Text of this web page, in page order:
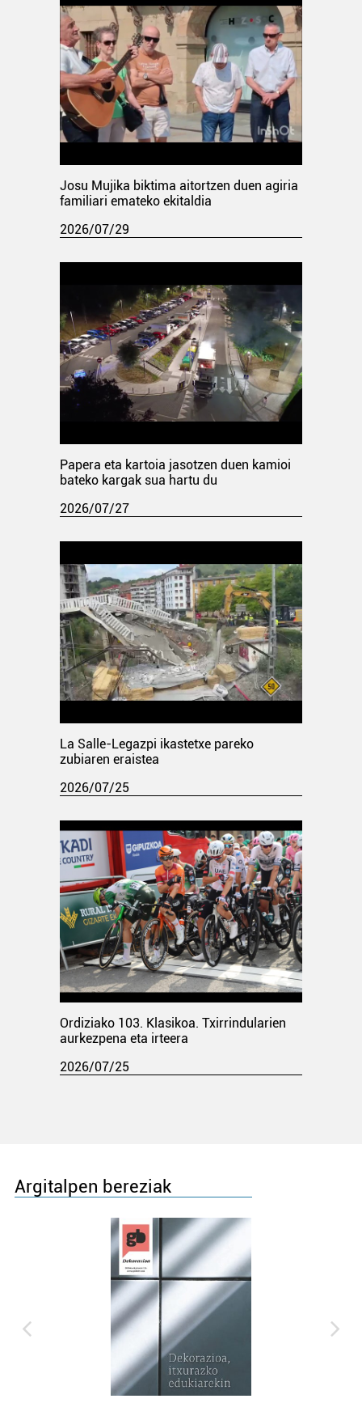
Josu Mujika biktima aitortzen duen agiria
familiari emateko ekitaldia
2026/07/29
Papera eta kartoia jasotzen duen kamioi
bateko kargak sua hartu du
2026/07/27
La Salle-Legazpi ikastetxe pareko
zubiaren eraistea
2026/07/25
Ordiziako 103. Klasikoa. Txirrindularien
aurkezpena eta irteera
2026/07/25
Argitalpen bereziak